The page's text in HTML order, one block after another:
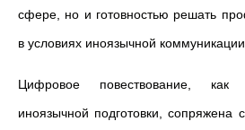
сфере, но и готовностью решать
в условиях иноязычной коммуникации.
Цифровое повествование, как
иноязычной подготовки, сопряжена